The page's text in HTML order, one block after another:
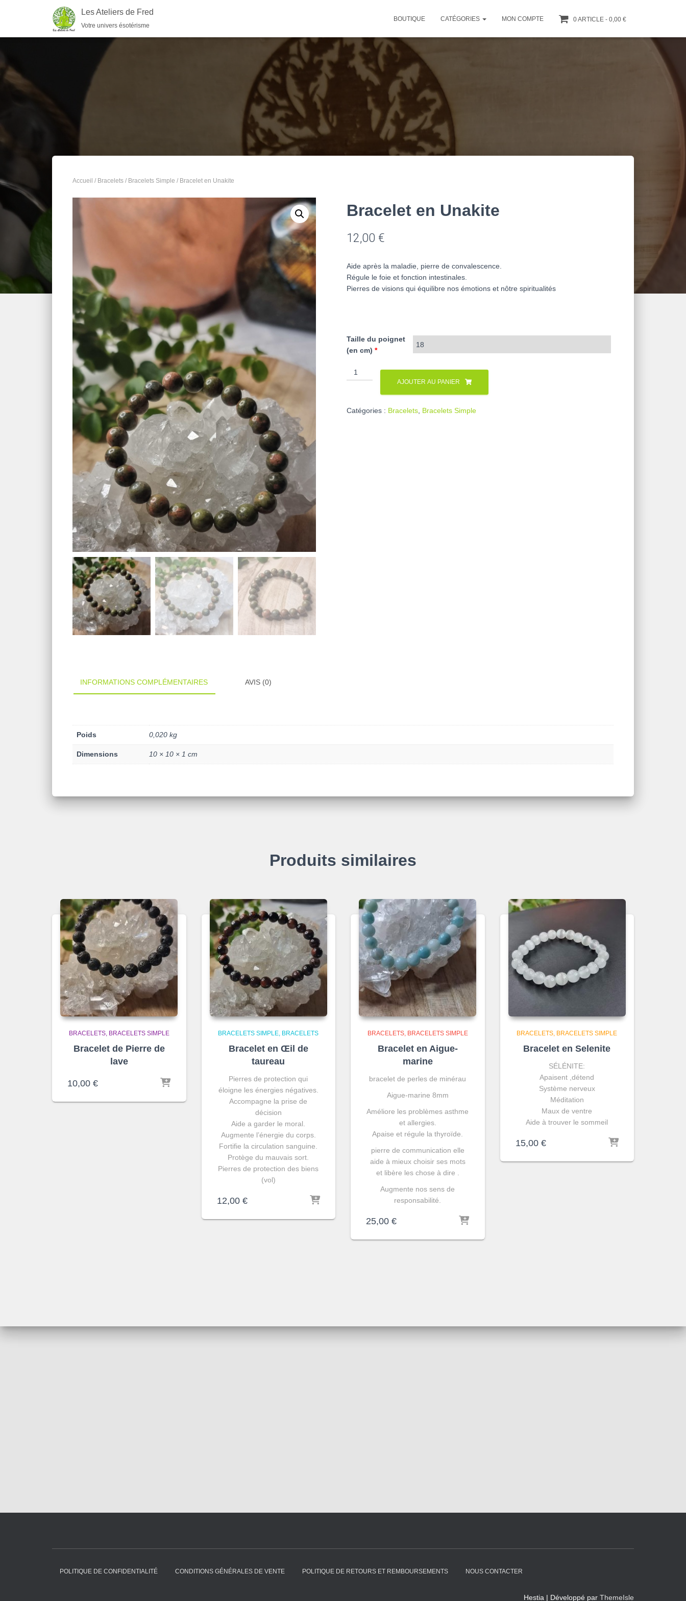
Les Ateliers de Fred
Votre univers ésotérisme
BOUTIQUE CATÉGORIES MON COMPTE 0 ARTICLE 0,00 €
Accueil / Bracelets / Bracelets Simple / Bracelet en Unakite
Bracelet en Unakite
12,00 €
Aide après la maladie, pierre de convalescence.
Régule le foie et fonction intestinales.
Pierres de visions qui équilibre nos émotions et nôtre spiritualités
Taille du poignet
(en cm) *
quantité
de
Unakite
AJOUTER AU PANIER
Catégories : Bracelets Bracelets Simple
INFORMATIONS COMPLÉMENTAIRES AVIS (0)
Poids 0,020 kg
Dimensions 10 × 10 × 1 cm
Produits similaires
BRACELETS BRACELETS SIMPLE
Bracelet de Pierre de
lave
10,00 €
BRACELETS SIMPLE BRACELETS
Bracelet en Œil de
taureau
Pierres de protection qui
éloigne les énergies négatives.
Accompagne la prise de
décision
Aide a garder le moral.
Augmente l’énergie du corps.
Fortifie la circulation sanguine.
Protège du mauvais sort.
Pierres de protection des biens
(vol)
12,00 €
BRACELETS BRACELETS SIMPLE
Bracelet en Aigue-
marine
bracelet de perles de minérau
Aigue-marine 8mm
Améliore les problèmes asthme
et allergies.
Apaise et régule la thyroïde.
pierre de communication elle
aide à mieux choisir ses mots
et libère les chose à dire .
Augmente nos sens de
responsabilité.
25,00 €
BRACELETS BRACELETS SIMPLE
Bracelet en Selenite
SÉLÉNITE:
Apaisent ,détend
Système nerveux
Méditation
Maux de ventre
Aide à trouver le sommeil
15,00 €
POLITIQUE DE CONFIDENTIALITÉ CONDITIONS GÉNÉRALES DE VENTE POLITIQUE DE RETOURS ET REMBOURSEMENTS NOUS CONTACTER
Hestia | Développé par ThemeIsle